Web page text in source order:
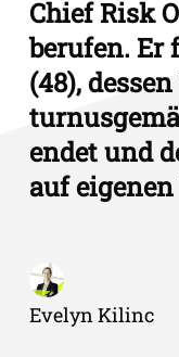
Chief Risk
berufen. Er
(48),
endet und
auf
Evelyn Kilinc